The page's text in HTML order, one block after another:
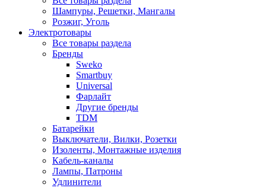
Шампуры, Решетки, Мангалы
Розжиг, Уголь
Электротовары
Все товары раздела
Бренды
Sweko
Smartbuy
Universal
Фарлайт
Другие бренды
TDM
Батарейки
Выключатели, Вилки, Розетки
Изоленты, Монтажные изделия
Кабель-каналы
Лампы, Патроны
Удлинители